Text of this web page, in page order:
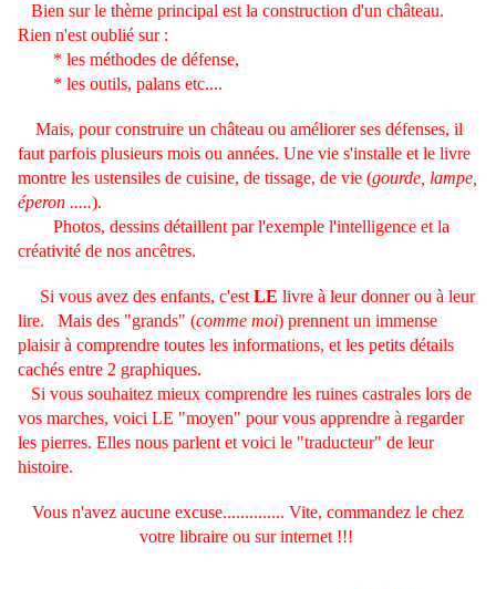
Bien sur le thème principal est la construction d'un château.
Rien n'est oublié sur :
* les méthodes de défense,
* les outils, palans etc....
Mais, pour construire un château ou améliorer ses défenses, il
faut parfois plusieurs mois ou années. Une vie s'installe et le livre
montre les ustensiles de cuisine, de tissage, de vie (gourde, lampe,
éperon .....).
Photos, dessins détaillent par l'exemple l'intelligence et la
créativité de nos ancêtres.
Si vous avez des enfants, c'est LE livre à leur donner ou à leur
lire. Mais des "grands" (comme moi) prennent un immense
plaisir à comprendre toutes les informations, et les petits détails
cachés entre 2 graphiques.
Si vous souhaitez mieux comprendre les ruines castrales lors de
vos marches, voici LE "moyen" pour vous apprendre à regarder
les pierres. Elles nous parlent et voici le "traducteur" de leur
histoire.
Vous n'avez aucune excuse.............. Vite, commandez le chez
votre libraire ou sur internet !!!